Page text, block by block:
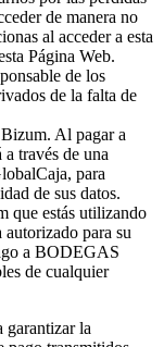
de manera no
al acceder a esta
Página Web.
de los
de la falta de
Al pagar a
través de una
para
de sus datos.
que estás utilizando
para su
a BODEGAS
de cualquier
garantizar la